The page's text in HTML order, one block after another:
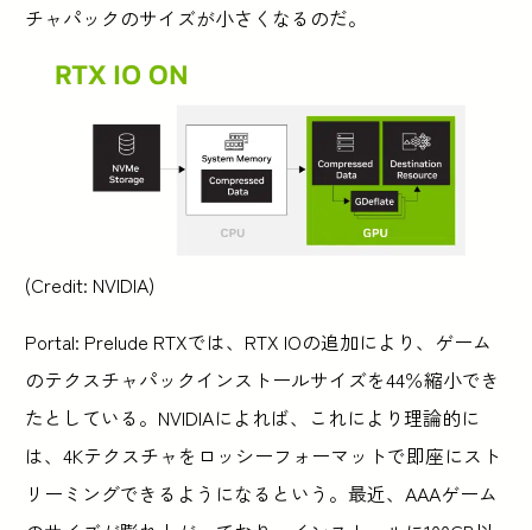
チャパックのサイズが小さくなるのだ。
(Credit: NVIDIA)
Portal: Prelude RTXでは、RTX IOの追加により、ゲーム
のテクスチャパックインストールサイズを44％縮小でき
たとしている。NVIDIAによれば、これにより理論的に
は、4Kテクスチャをロッシーフォーマットで即座にスト
リーミングできるようになるという。最近、AAAゲーム